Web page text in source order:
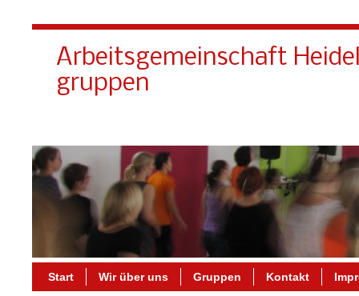
Arbeitsgemeinschaft
gruppen
Start Wir über uns Gruppen Kontakt